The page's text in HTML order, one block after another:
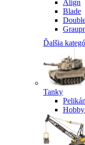
Align
Blade
Ďalšia
Tanky